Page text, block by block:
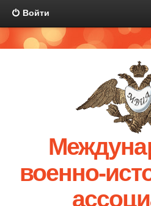
Войти
военно-